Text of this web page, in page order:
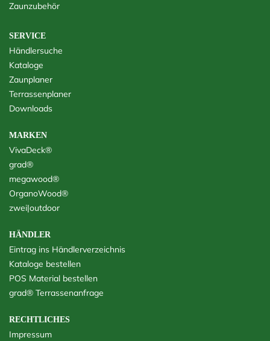
Zaunzubehör
SERVICE
Händlersuche
Kataloge
Zaunplaner
Terrassenplaner
Downloads
MARKEN
VivaDeck®
grad®
megawood®
OrganoWood®
zwei|outdoor
HÄNDLER
Eintrag ins Händlerverzeichnis
Kataloge bestellen
POS Material bestellen
grad® Terrassenanfrage
RECHTLICHES
Impressum